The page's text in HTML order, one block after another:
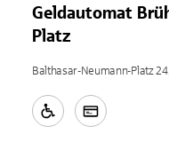
Geldautomat
Platz
Balthasar-Neumann-Platz